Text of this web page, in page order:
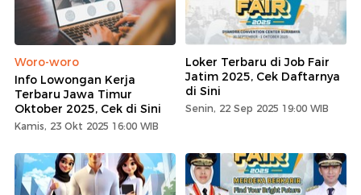
Woro-woro
Info Lowongan Kerja
Terbaru Jawa Timur
Oktober 2025, Cek di Sini
Kamis, 23 Okt 2025 16:00 WIB
Loker Terbaru di Job Fair
Jatim 2025, Cek Daftarnya
di Sini
Senin, 22 Sep 2025 19:00 WIB